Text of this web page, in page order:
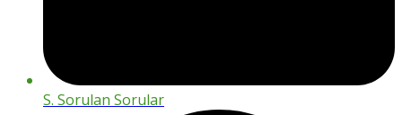
S. Sorulan Sorular